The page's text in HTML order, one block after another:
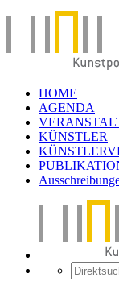
HOME
AGENDA
KÜNSTLER